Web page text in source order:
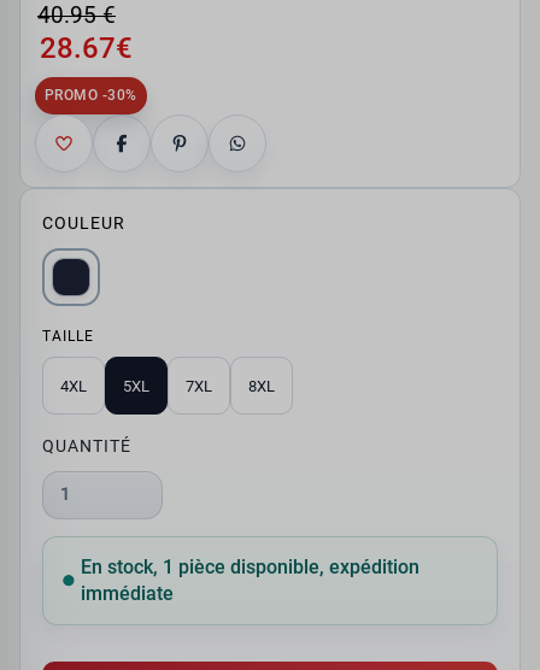
40.95 €
28.67€
PROMO -30%
COULEUR
TAILLE
4XL 5XL 7XL 8XL
QUANTITÉ
1
En stock, 1 pièce disponible, expédition
immédiate